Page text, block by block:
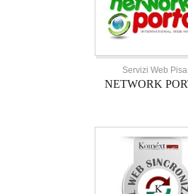
Servizi Web Pisa
NETWORK